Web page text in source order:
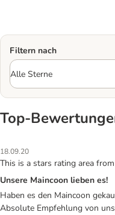
Filtern nach
18.09.20
This is a stars rating area
Unsere Maincoon lieben es!
Haben es den Maincoon
Absolute Empfehlung von